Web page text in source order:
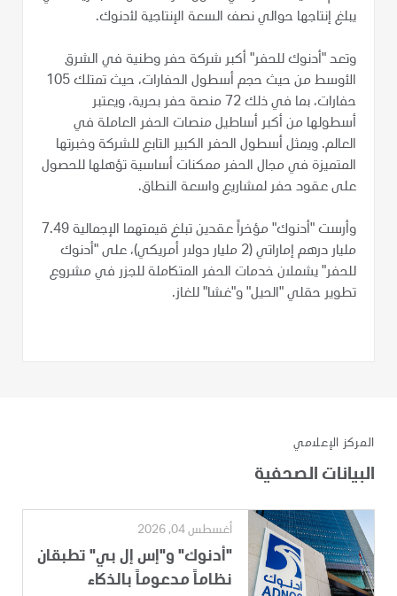
يبلغ إنتاجها حوالي نصف السعة الإنتاجية لأدنوك.
وتعد "أدنوك للحفر" أكبر شركة حفر وطنية في الشرق
الأوسط من حيث حجم أسطول الحفارات، حيث تمتلك 105
حفارات، بما في ذلك 72 منصة حفر بحرية، ويعتبر
أسطولها من أكبر أساطيل منصات الحفر العاملة في
العالم. ويمثل أسطول الحفر الكبير التابع للشركة وخبرتها
المتميزة في مجال الحفر ممكنات أساسية تؤهلها للحصول
على عقود حفر لمشاريع واسعة النطاق.
وأرست "أدنوك" مؤخراً عقدين تبلغ قيمتهما الإجمالية 7.49
مليار درهم إماراتي (2 مليار دولار أمريكي)، على "أدنوك
للحفر" يشملان خدمات الحفر المتكاملة للجزر في مشروع
تطوير حقلي "الحيل" و"غشا" للغاز.
المركز الإعلامي
البيانات الصحفية
أغسطس 04, 2026
"أدنوك" و"إس إل بي" تطبقان
نظاماً مدعوماً بالذكاء